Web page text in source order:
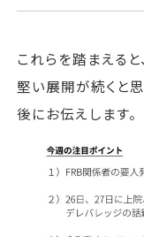
これらを踏まえる
堅い展開が続くと
後にお伝えします。